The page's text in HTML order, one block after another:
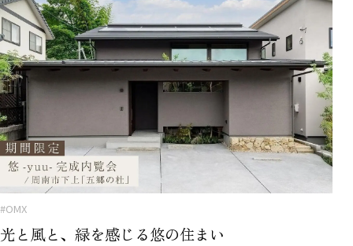
#OMX
光と風と、緑を感じる悠の住まい